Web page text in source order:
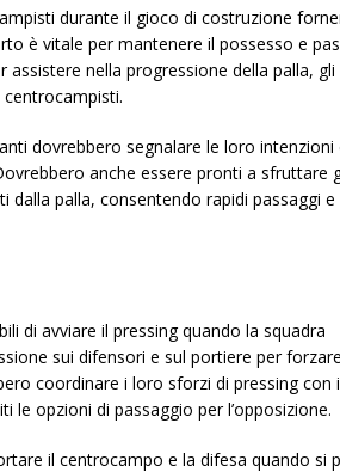
durante il gioco di costruzione
è vitale per mantenere il possesso e
assistere nella progressione della palla, gli
dovrebbero segnalare le loro intenzioni
anche essere pronti a sfruttare
palla, consentendo rapidi passaggi e
di avviare il pressing quando la squadra
sui difensori e sul portiere per forzare
coordinare i loro sforzi di pressing con i
opzioni di passaggio per l’opposizione.
il centrocampo e la difesa quando si